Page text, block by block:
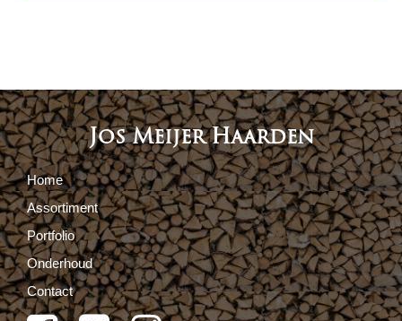
Jos Meijer Haarden
Home
Assortiment
Portfolio
Onderhoud
Contact